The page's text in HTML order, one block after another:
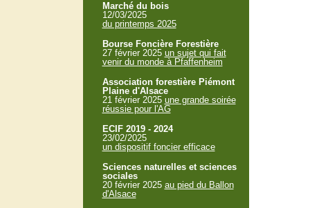
Marché du bois
12/03/2025
du printemps 2025
Bourse Foncière Forestière
27 février 2025 un sujet qui fait
venir du monde à Pfaffenheim
Association forestière Piémont
Plaine d'Alsace
21 février 2025 une grande soirée
réussie pour l'AG
ECIF 2019 - 2024
23/02/2025
un dispositif foncier efficace
Sciences naturelles et sciences
sociales
20 février 2025 au pied du Ballon
d'Alsace